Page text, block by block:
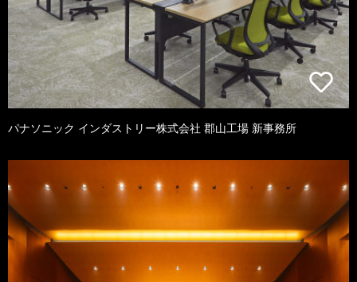
パナソニック インダストリー株式会社 郡山工場 新事務所